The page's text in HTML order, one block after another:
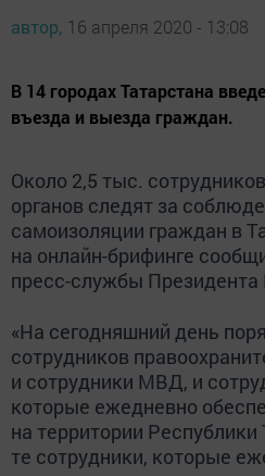
автор, 16 апреля 2020 - 13:08
В 14 городах Татарстана
въезда и выезда граждан.
Около 2,5 тыс.
органов следят за
самоизоляции граждан в
на онлайн-брифинге
пресс-службы
«На сегодняшний день
сотрудников
и сотрудники МВД, и
которые ежедневно
на территории Республики
те сотрудники, которые